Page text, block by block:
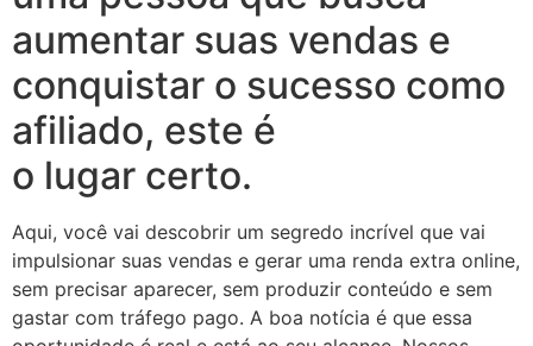
aumentar suas vendas e
conquistar o sucesso como
afiliado, este é
o lugar certo.
Aqui, você vai descobrir um segredo incrível que vai
impulsionar suas vendas e gerar uma renda extra online,
sem precisar aparecer, sem produzir conteúdo e sem
gastar com tráfego pago. A boa notícia é que essa